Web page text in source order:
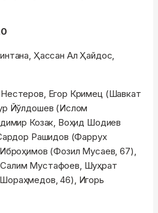
Ҳассан Ал Ҳайдос,
Нестеров, Егор Кримец (Шавкат
Йўлдошев (Ислом
Козак, Воҳид Шодиев
Рашидов (Фаррух
(Фозил Мусаев, 67),
Мустафоев, Шуҳрат
46), Игорь